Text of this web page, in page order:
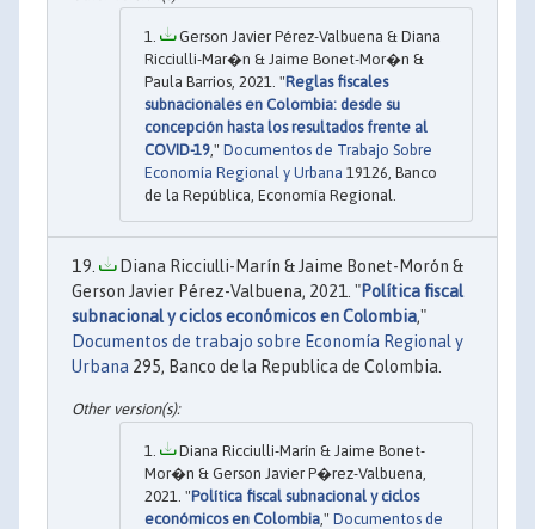
Gerson Javier Pérez-Valbuena & Diana
Ricciulli-Mar�n & Jaime Bonet-Mor�n &
Paula Barrios, 2021. "Reglas fiscales
subnacionales en Colombia: desde su
concepción hasta los resultados frente al
COVID-19 ," Documentos de Trabajo Sobre
Economía Regional y Urbana 19126, Banco
de la República, Economía Regional.
Diana Ricciulli-Marín & Jaime Bonet-Morón &
Gerson Javier Pérez-Valbuena, 2021. "Política fiscal
subnacional y ciclos económicos en Colombia,"
Documentos de trabajo sobre Economía Regional y
Urbana 295, Banco de la Republica de Colombia.
Diana Ricciulli-Marín & Jaime Bonet-
Mor�n & Gerson Javier P�rez-Valbuena,
2021. "Política fiscal subnacional y ciclos
económicos en Colombia ," Documentos de